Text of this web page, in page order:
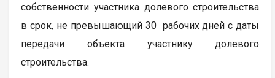
собственности участника долевого строительства
в срок, не превышающий 30 рабочих дней с даты
передачи объекта участнику долевого
строительства.